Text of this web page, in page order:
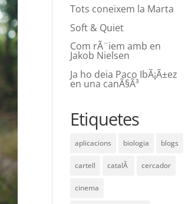
Tots coneixem la Marta
Soft & Quiet
Com rÃ¨iem amb en
Jakob Nielsen
Ja ho deia Paco IbÃ¡Ã±ez
en una canÃ§Ã³
Etiquetes
aplicacions biologia blogs
cartell catalÃ cercador
cinema